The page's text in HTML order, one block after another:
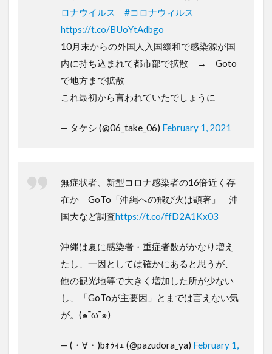
ロナウイルス
#コロナウィルス
https://t.co/BUoYtAdbgo
10月末からの外国人入国緩和で感染源が国
内に持ち込まれて都市部で拡散 → Goto
で地方まで拡散
これ最初から言われていたでしょうに
— タケシ (@06_take_06) February 1, 2021
無症状者、新型コロナ感染者の16倍近く存
在か GoTo「沖縄への飛び火は顕著」 沖
国大など調査https://t.co/ffD2A1Kx03
沖縄は夏に感染者・重症者数がかなり増え
たし、一因としては確かにあると思うが、
他の観光地等で大きく増加した所が少ない
し、「GoToが主要因」とまでは言えない気
が。(๑¯ω¯๑)
— (・∀・)bｫｩｨｪ (@pazudora_ya) February 1,